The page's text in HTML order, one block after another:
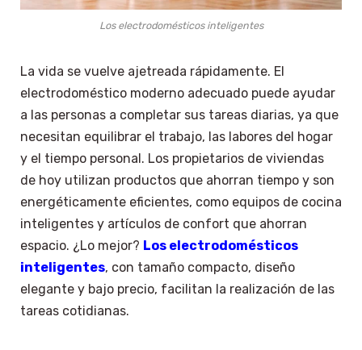
Los electrodomésticos inteligentes
La vida se vuelve ajetreada rápidamente. El
electrodoméstico moderno adecuado puede ayudar
a las personas a completar sus tareas diarias, ya que
necesitan equilibrar el trabajo, las labores del hogar
y el tiempo personal. Los propietarios de viviendas
de hoy utilizan productos que ahorran tiempo y son
energéticamente eficientes, como equipos de cocina
inteligentes y artículos de confort que ahorran
espacio. ¿Lo mejor? Los electrodomésticos
inteligentes, con tamaño compacto, diseño
elegante y bajo precio, facilitan la realización de las
tareas cotidianas.